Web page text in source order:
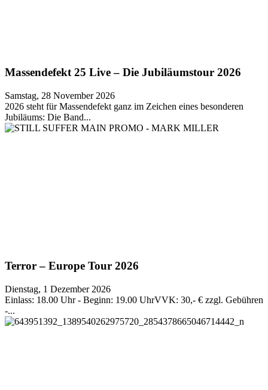
Massendefekt 25 Live – Die Jubiläumstour 2026
Samstag, 28 November 2026
2026 steht für Massendefekt ganz im Zeichen eines besonderen
Jubiläums: Die Band...
Terror – Europe Tour 2026
Dienstag, 1 Dezember 2026
Einlass: 18.00 Uhr - Beginn: 19.00 UhrVVK: 30,- € zzgl. Gebühren
-...